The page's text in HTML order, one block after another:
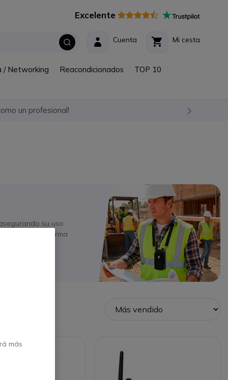
Excelente
Mi cesta
Cuenta
/ Networking Reacondicionados TOP 10
un profesional!
su uso
de forma
los equipos
más